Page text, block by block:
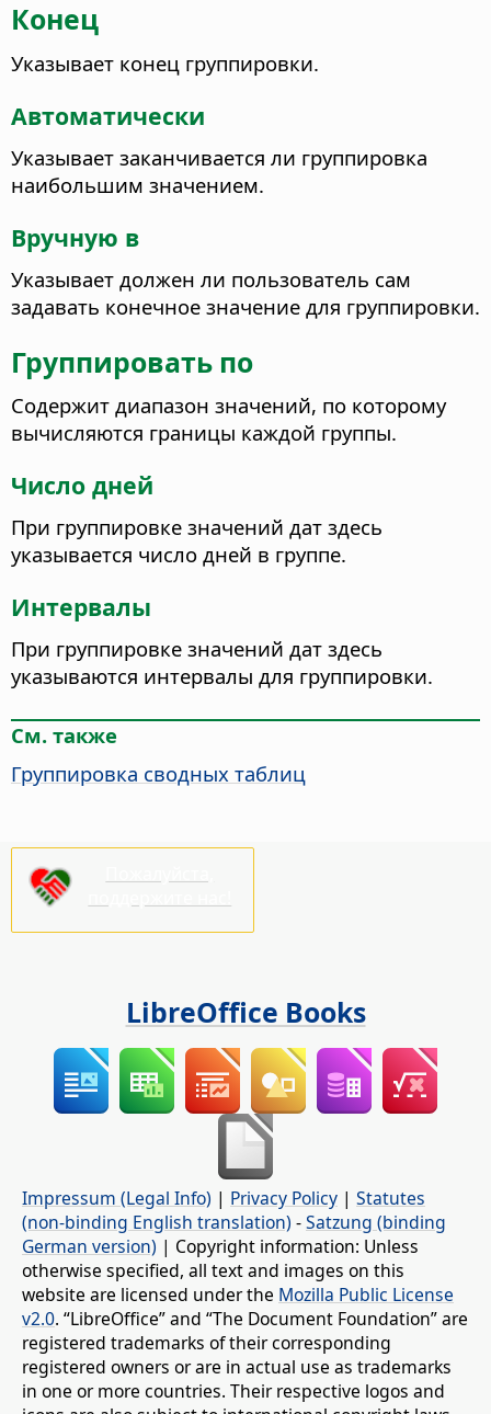
Конец
Указывает конец группировки.
Автоматически
Указывает заканчивается ли группировка
наибольшим значением.
Вручную в
Указывает должен ли пользователь сам
задавать конечное значение для группировки.
Группировать по
Содержит диапазон значений, по которому
вычисляются границы каждой группы.
Число дней
При группировке значений дат здесь
указывается число дней в группе.
Интервалы
При группировке значений дат здесь
указываются интервалы для группировки.
См. также
Группировка сводных таблиц
LibreOffice Books
Impressum (Legal Info) | Privacy Policy | Statutes
(non-binding English translation) -Satzung (binding
German version) | Copyright information: Unless
otherwise specified, all text and images on this
website are licensed under the Mozilla Public License
v2.0. “LibreOffice” and “The Document Foundation” are
registered trademarks of their corresponding
registered owners or are in actual use as trademarks
in one or more countries. Their respective logos and